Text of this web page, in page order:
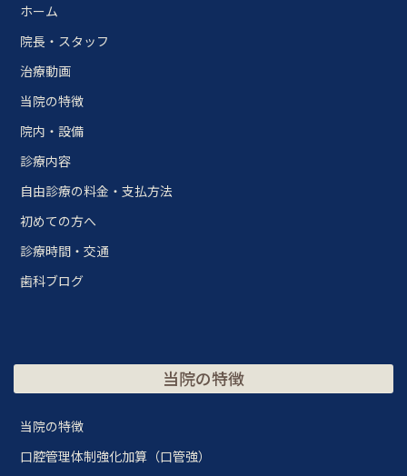
ホーム
院長・スタッフ
治療動画
当院の特徴
院内・設備
診療内容
自由診療の料金・支払方法
初めての方へ
診療時間・交通
歯科ブログ
当院の特徴
当院の特徴
口腔管理体制強化加算（口管強）